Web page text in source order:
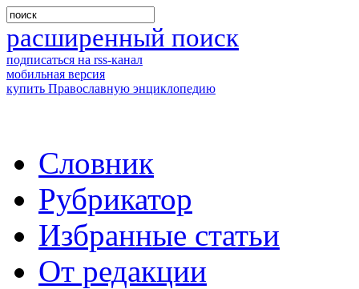
расширенный поиск
подписаться на rss-канал
мобильная версия
купить Православную энциклопедию
Словник
Рубрикатор
Избранные статьи
От редакции